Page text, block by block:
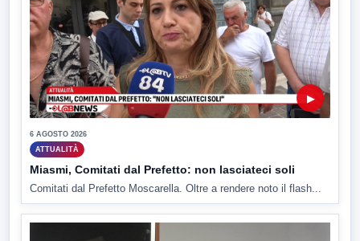
▶
6 AGOSTO 2026
ATTUALITÀ
Miasmi, Comitati dal Prefetto: non lasciateci soli
Comitati dal Prefetto Moscarella. Oltre a rendere noto il flash...